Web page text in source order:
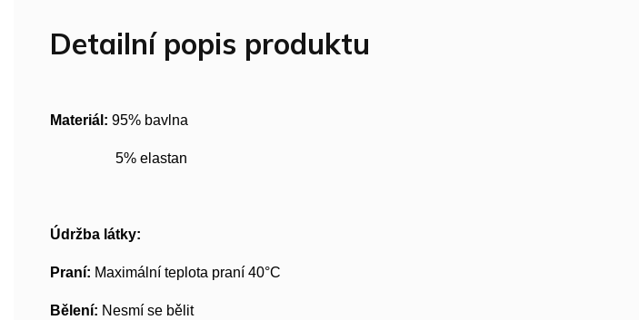
Detailní popis produktu
Materiál: 95% bavlna
5% elastan
Údržba látky:
Praní: Maximální teplota praní 40°C
Bělení: Nesmí se bělit